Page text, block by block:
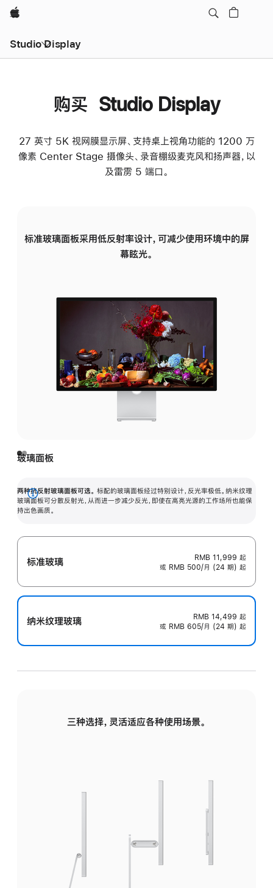
Apple
Studio Display
购买 Studio Display
27 英寸 5K 视网膜显示屏、支持桌上视角功能的 1200 万
像素 Center Stage 摄像头、录音棚级麦克风和扬声器，以
及雷雳 5 端口。
标准玻璃面板采用低反射率设计，可减少使用环境中的屏
幕眩光。
玻璃面板
两种抗反射玻璃面板可选。 标配的玻璃面板经过特别设计，反光率极低。纳米纹理
玻璃面板可分散反射光，从而进一步减少反光，即使在高亮光源的工作场所也能保
持出色画质。
展
开
标准玻璃 RMB 11,999 起
或 RMB 500/月 (24 期) 起
纳米纹理玻璃 RMB 14,499 起
或 RMB 605/月 (24 期) 起
三种选择，灵活适应各种使用场景。